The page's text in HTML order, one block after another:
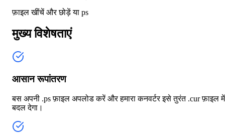
फ़ाइल खींचें और छोड़ें या ps
मुख्य विशेषताएं
आसान रूपांतरण
बस अपनी .ps फ़ाइल अपलोड करें और हमारा कनवर्टर इसे तुरंत .cur फ़ाइल में
बदल देगा।